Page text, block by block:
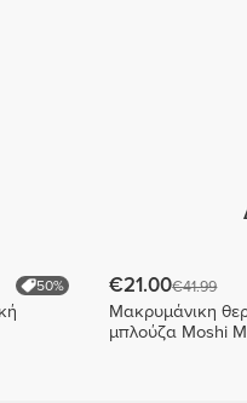
50% €21.00€41.99
Μακρυμάνικη
μπλούζα Moshi